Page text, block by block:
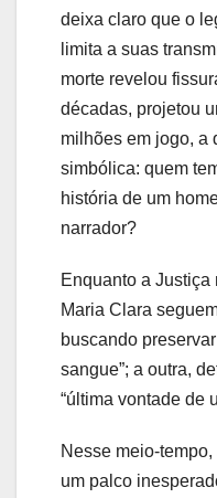
deixa claro que o
limita a suas
morte revelou
décadas, projetou
milhões em jogo, a
simbólica: quem
história de um
narrador?
Enquanto a
Maria Clara
buscando
sangue”; a outra,
“última vontade de
Nesse meio-
um palco